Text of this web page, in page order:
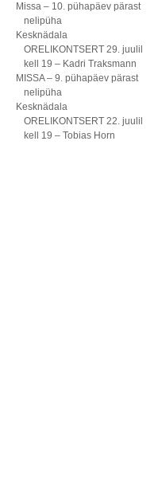
Missa – 10. pühapäev pärast
nelipüha
Kesknädala
ORELIKONTSERT 29. juulil
kell 19 – Kadri Traksmann
MISSA – 9. pühapäev pärast
nelipüha
Kesknädala
ORELIKONTSERT 22. juulil
kell 19 – Tobias Horn